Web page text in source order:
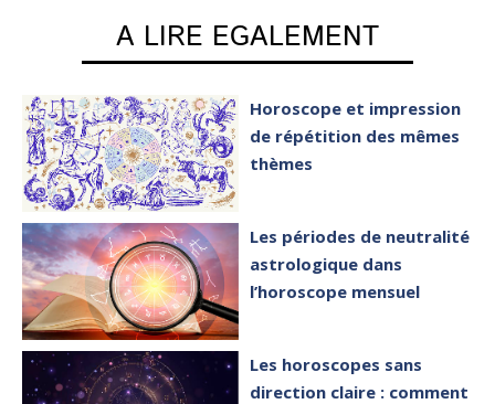
A LIRE EGALEMENT
Horoscope et impression
de répétition des mêmes
thèmes
Les périodes de neutralité
astrologique dans
l’horoscope mensuel
Les horoscopes sans
direction claire : comment